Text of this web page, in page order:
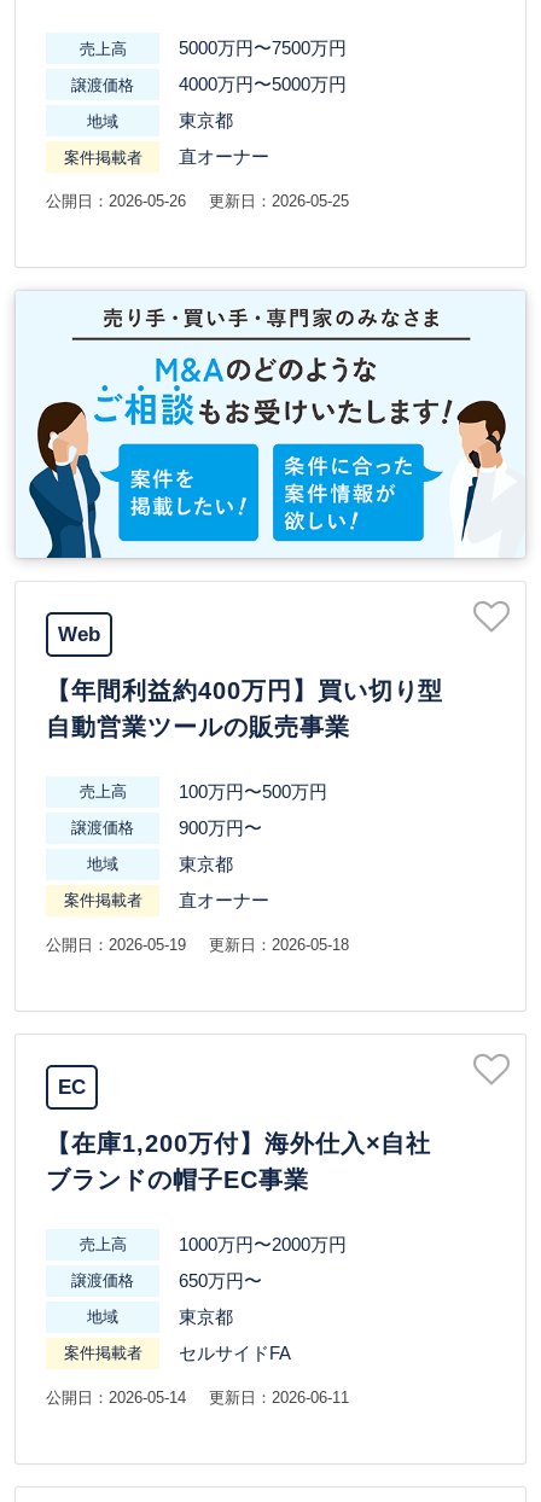
売上高 5000万円〜7500万円
譲渡価格 4000万円〜5000万円
地域 東京都
案件掲載者 直オーナー
公開日：2026-05-26 更新日：2026-05-25
Web
【年間利益約400万円】買い切り型
自動営業ツールの販売事業
売上高 100万円〜500万円
譲渡価格 900万円〜
地域 東京都
案件掲載者 直オーナー
公開日：2026-05-19 更新日：2026-05-18
EC
【在庫1,200万付】海外仕入×自社
ブランドの帽子EC事業
売上高 1000万円〜2000万円
譲渡価格 650万円〜
地域 東京都
案件掲載者 セルサイドFA
公開日：2026-05-14 更新日：2026-06-11